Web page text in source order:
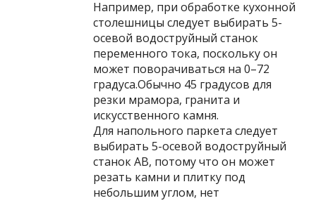
Например, при обработке кухонной
столешницы следует выбирать 5-
осевой водоструйный станок
переменного тока, поскольку он
может поворачиваться на 0–72
градуса.Обычно 45 градусов для
резки мрамора, гранита и
искусственного камня.
Для напольного паркета следует
выбирать 5-осевой водоструйный
станок AB, потому что он может
резать камни и плитку под
небольшим углом, нет